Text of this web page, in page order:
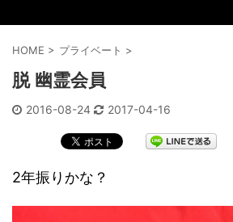
HOME > プライベート >
脱 幽霊会員
2016-08-24 2017-04-16
2年振りかな？